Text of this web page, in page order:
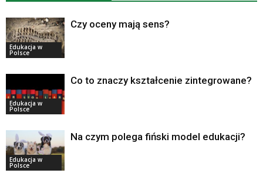
Edukacja w
Polsce
Czy oceny mają sens?
Edukacja w
Polsce
Co to znaczy kształcenie zintegrowane?
Edukacja w
Polsce
Na czym polega fiński model edukacji?